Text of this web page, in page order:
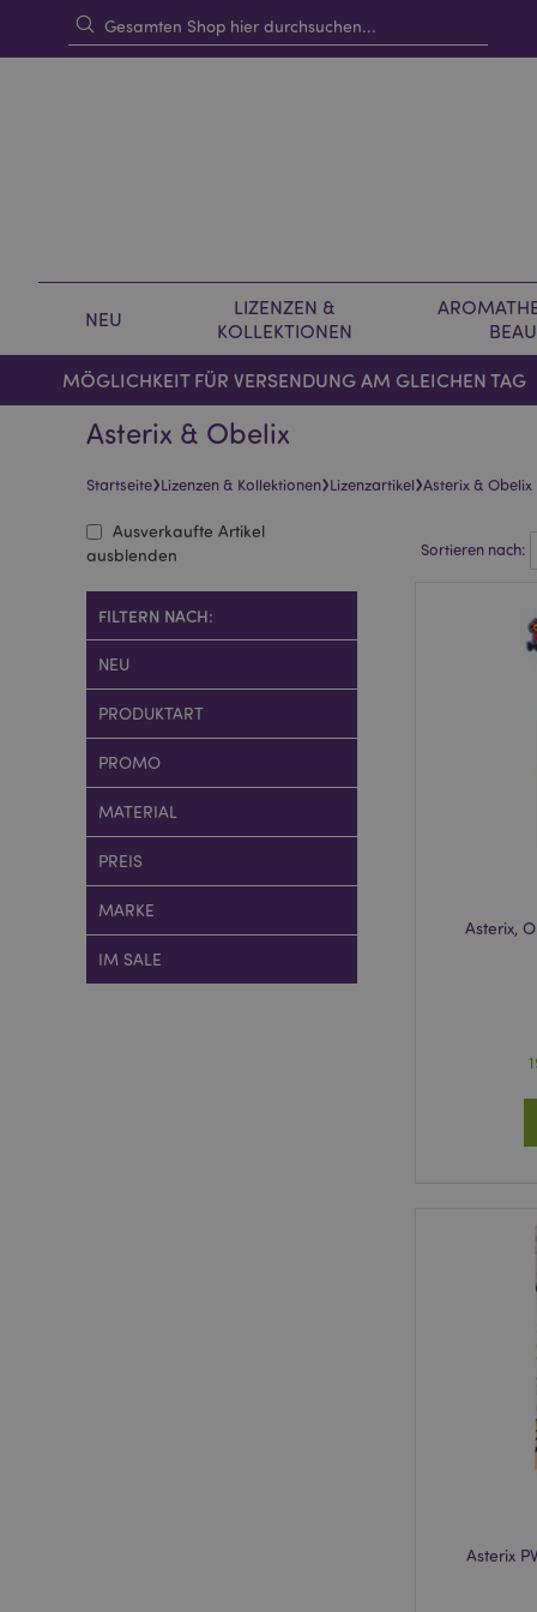
NEU
LIZENZEN &
KOLLEKTIONEN
MÖGLICHKEIT FÜR VERSENDUNG AM GLEICHEN TAG
Asterix & Obelix
Startseite›Lizenzen & Kollektionen›Lizenzartikel›Asterix & Obelix
Sortieren nach:
Asterix,
Asterix
Ausverkaufte Artikel
ausblenden
FILTERN NACH:
NEU
PRODUKTART
PROMO
MATERIAL
PREIS
MARKE
IM SALE